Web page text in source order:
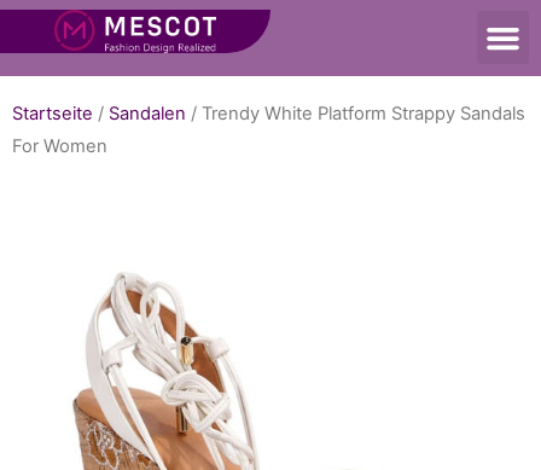
Startseite / Sandalen / Trendy White Platform Strappy Sandals
For Women